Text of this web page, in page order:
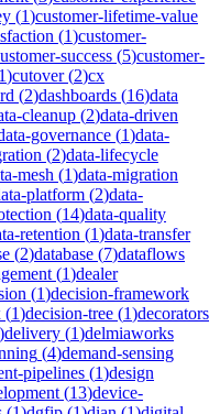
(1)customer-lifetime-value
(1)customer-
success (5)customer-
1)cutover(2)cx
(2)dashboards (16)data
cleanup (2)data-driven
governance (1)data-
(2)data-lifecycle
mesh (1)data-migration
platform (2)data-
(14)data-quality
retention (1)data-transfer
(2)database (7)dataflows
(1)dealer
(1)decision-framework
(1)decision-tree (1)decorators
)delivery (1)delmiaworks
(4)demand-sensing
pipelines (1)design
(13)device-